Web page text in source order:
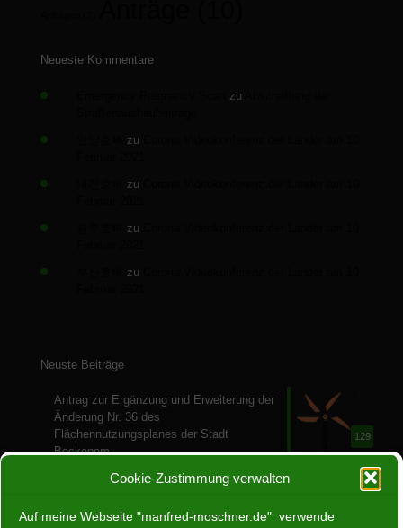
Cookie-Zustimmung verwalten
Auf meine Webseite "manfred-moschner.de" verwende
Neueste Kommentare
zu
zu
zu
zu
zu
Neuste Beiträge
129
Antrag zur Ergänzung und Erweiterung der
Änderung Nr. 36 des
Flächennutzungsplanes der Stadt
Bockenem
28. Juli 2024
Ein Jahr ohne Atomenergie